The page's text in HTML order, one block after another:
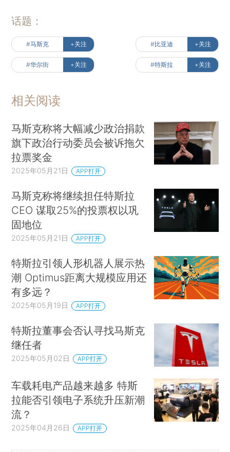
话题：
#马斯克 +关注 #比亚迪 +关注
#华尔街 +关注 #特斯拉 +关注
相关阅读
马斯克称将大幅减少政治捐款
旗下政治行动委员会被诉拖欠
拉票奖金
2025年05月21日 APP打开
马斯克称将继续担任特斯拉
CEO 谋取25%的投票权以巩
固地位
2025年05月21日 APP打开
特斯拉引领人形机器人展示热
潮 Optimus距离大规模应用还
有多远？
2025年05月19日 APP打开
特斯拉董事会否认寻找马斯克
继任者
2025年05月02日 APP打开
车载耗电产品越来越多 特斯
拉能否引领电子系统升压新潮
流？
2025年04月26日 APP打开